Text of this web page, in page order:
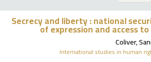
Secrecy and liberty : national
of expression and access
Coliver,
International studies in human